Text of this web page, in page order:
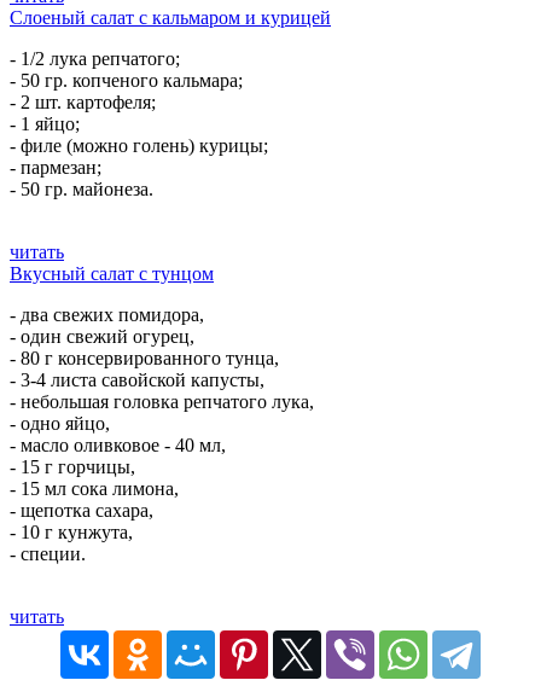
Слоеный салат с кальмаром и курицей
- 1/2 лука репчатого;
- 50 гр. копченого кальмара;
- 2 шт. картофеля;
- 1 яйцо;
- филе (можно голень) курицы;
- пармезан;
- 50 гр. майонеза.
читать
Вкусный салат с тунцом
- два свежих помидора,
- один свежий огурец,
- 80 г консервированного тунца,
- 3-4 листа савойской капусты,
- небольшая головка репчатого лука,
- одно яйцо,
- масло оливковое - 40 мл,
- 15 г горчицы,
- 15 мл сока лимона,
- щепотка сахара,
- 10 г кунжута,
- специи.
читать